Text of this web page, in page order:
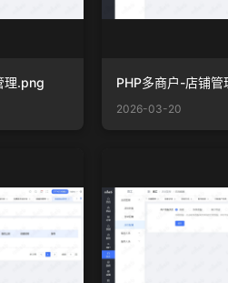
理.png PHP多商户-店铺
2026-03-20